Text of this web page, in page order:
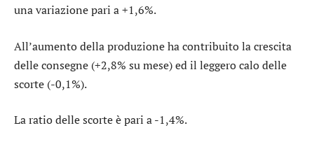
una variazione pari a +1,6%.
All’aumento della produzione ha contribuito la crescita
delle consegne (+2,8% su mese) ed il leggero calo delle
scorte (-0,1%).
La ratio delle scorte è pari a -1,4%.